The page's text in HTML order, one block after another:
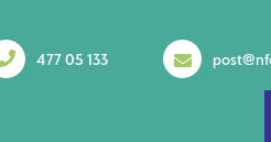
477 05 133